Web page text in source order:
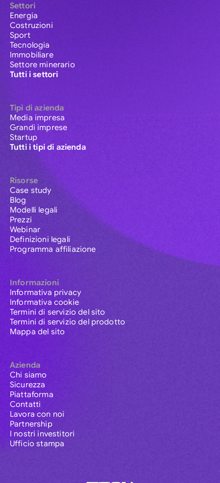
Settori
Energia
Costruzioni
Sport
Tecnologia
Immobiliare
Settore minerario
Tutti i settori
Tipi di azienda
Media impresa
Grandi imprese
Startup
Tutti i tipi di azienda
Risorse
Case study
Blog
Modelli legali
Prezzi
Webinar
Definizioni legali
Programma affiliazione
Informazioni
Informativa privacy
Informativa cookie
Termini di servizio del sito
Termini di servizio del prodotto
Mappa del sito
Azienda
Chi siamo
Sicurezza
Piattaforma
Contatti
Lavora con noi
Partnership
I nostri investitori
Ufficio stampa